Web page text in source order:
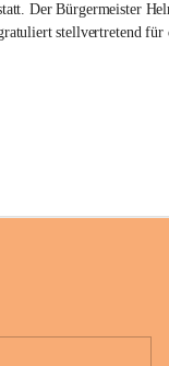
Der Bürgermeister
stellvertretend für
Gelassenheit